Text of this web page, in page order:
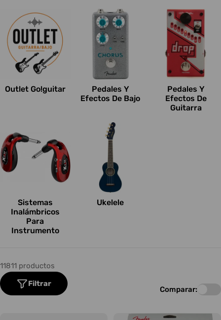
Outlet Go!guitar
Pedales Y
Efectos De Bajo
Pedales Y
Efectos De
Guitarra
Sistemas
Inalámbricos
Para
Instrumento
Ukelele
11811 productos
Filtrar
Comparar: